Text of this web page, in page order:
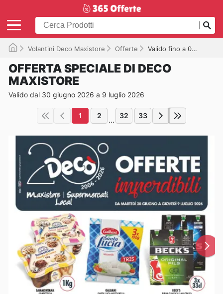
Volantini Deco Maxistore Offerte Valido fino a 09/07/2026
OFFERTA SPECIALE DI DECO
MAXISTORE
Valido dal 30 giugno 2026 a 9 luglio 2026
1 2 ... 32 33